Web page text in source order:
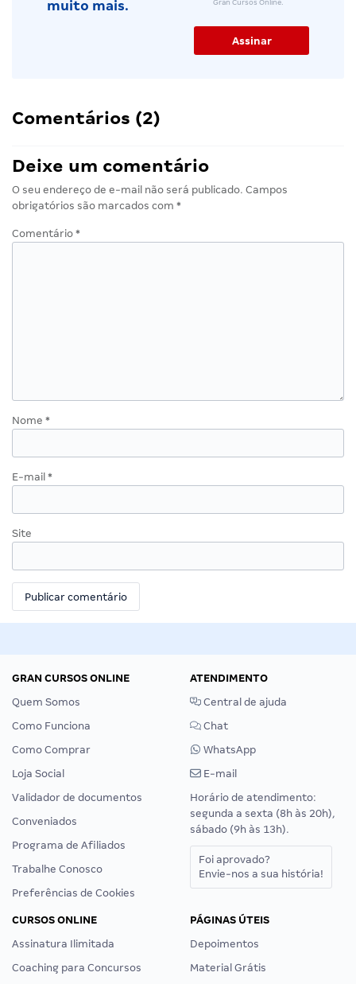
muito mais.
Gran Cursos Online.
Comentários (2)
Deixe um comentário
O seu endereço de e-mail não será publicado. Campos
obrigatórios são marcados com *
Comentário *
Nome *
E-mail *
Site
GRAN CURSOS ONLINE
Quem Somos
Como Funciona
Como Comprar
Loja Social
Validador de documentos
Conveniados
Programa de Afiliados
Trabalhe Conosco
Preferências de Cookies
ATENDIMENTO
Central de ajuda
Chat
WhatsApp
E-mail
Horário de atendimento:
segunda a sexta (8h às 20h),
sábado (9h às 13h).
Foi aprovado?
Envie-nos a sua história!
CURSOS ONLINE
Assinatura Ilimitada
Coaching para Concursos
PÁGINAS ÚTEIS
Depoimentos
Material Grátis